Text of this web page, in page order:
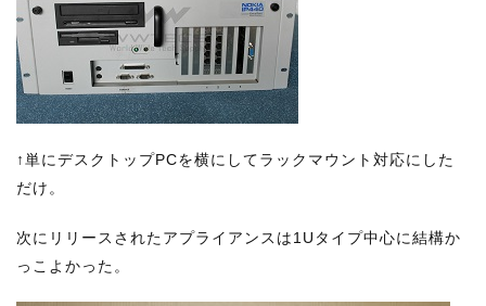
↑単にデスクトップPCを横にしてラックマウント対応にした
だけ。
次にリリースされたアプライアンスは1Uタイプ中心に結構か
っこよかった。